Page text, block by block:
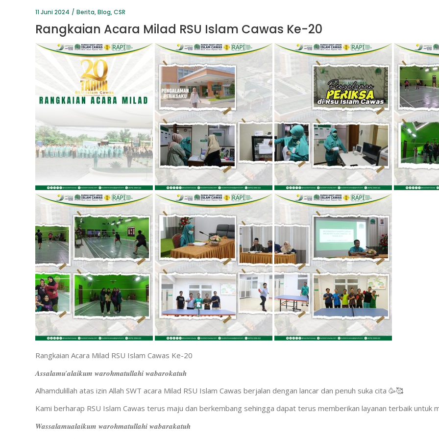
11 Juni 2024 Berita,Blog,CSR
Rangkaian Acara Milad RSU Islam Cawas Ke-20
Rangkaian Acara Milad RSU Islam Cawas Ke-20
𝑨𝒔𝒔𝒂𝒍𝒂𝒎𝒖’𝒂𝒍𝒂𝒊𝒌𝒖𝒎 𝒘𝒂𝒓𝒐𝒉𝒎𝒂𝒕𝒖𝒍𝒍𝒂𝒉𝒊 𝒘𝒂𝒃𝒂𝒓𝒐𝒌𝒂𝒕𝒖𝒉
Alhamdulillah atas izin Allah ‎SWT acara Milad RSU Islam Cawas berjalan dengan lancar dan penuh suka cita 🥳🥰
Kami berharap RSU Islam Cawas terus maju dan berkembang sehingga dapat terus memberikan layanan terbaik untuk
𝑾𝒂𝒔𝒔𝒂𝒍𝒂𝒎𝒖𝒂𝒍𝒂𝒊𝒌𝒖𝒎 𝒘𝒂𝒓𝒐𝒉𝒎𝒂𝒕𝒖𝒍𝒍𝒂𝒉𝒊 𝒘𝒂𝒃𝒂𝒓𝒂𝒌𝒂𝒕𝒖𝒉